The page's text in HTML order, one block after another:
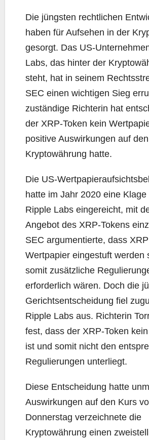
Die jüngsten rechtlichen
haben für Aufsehen in der
gesorgt. Das US-
Labs, das hinter der
steht, hat in seinem
SEC einen wichtigen Sieg
zuständige Richterin hat
der XRP-Token kein
positive Auswirkungen auf
Kryptowährung hatte.
Die US-
hatte im Jahr 2020 eine Klage
Ripple Labs eingereicht, mit
Angebot des XRP-Tokens
SEC argumentierte, dass
Wertpapier eingestuft werden
somit zusätzliche
erforderlich wären. Doch die
Gerichtsentscheidung fiel
Ripple Labs aus. Richterin
fest, dass der XRP-Token
ist und somit nicht den
Regulierungen unterliegt.
Diese Entscheidung hatte
Auswirkungen auf den Kurs
Donnerstag verzeichnete die
Kryptowährung einen